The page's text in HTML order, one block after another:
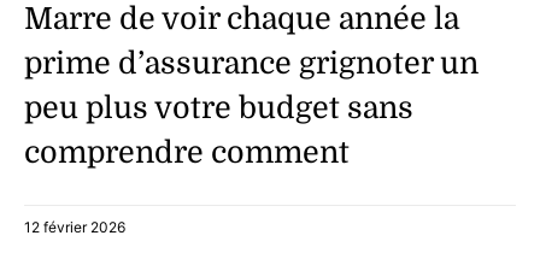
Marre de voir chaque année la
prime d’assurance grignoter un
peu plus votre budget sans
comprendre comment
12 février 2026